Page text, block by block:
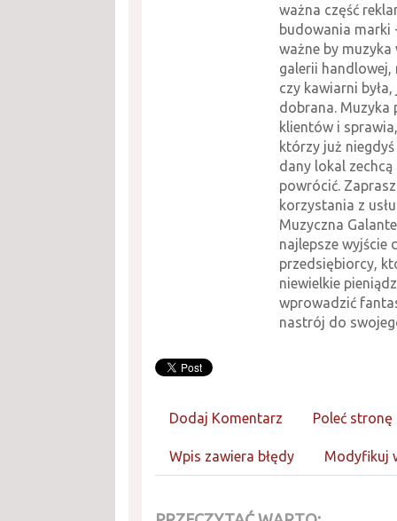
ważna część
budowania marki
ważne by muzyka
galerii handlowej,
czy kawiarni
dobrana. Muzyka
klientów i
którzy już
dany lokal
powrócić.
korzystania z
Muzyczna
najlepsze wyjście
przedsiębiorcy,
niewielkie
wprowadzić
nastrój do
Dodaj Komentarz Poleć stronę
Wpis zawiera błędy Modyfikuj